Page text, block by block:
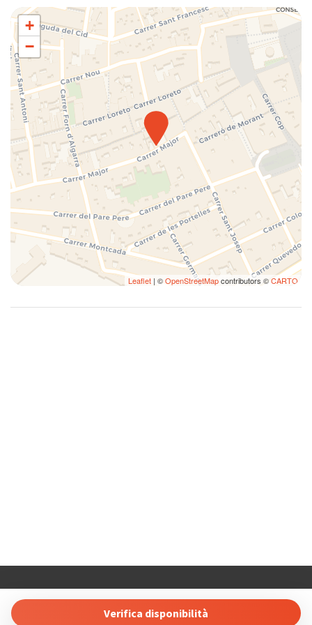
questa proprietà ha restrizioni sulle prenotazioni per gruppi di
giovani. VT-484684-A.
Riscaldamento / Condizionatore autonomo
Sala da pranzo
Salotto
Sedie stanza da pranzo
Shampoo
Tavolo e sedie
Utensili
Vasca da bagno/Doccia
Ventilatore a soffitto
Ventilatore a soffitto
Vista montagne
Web TV
WiFi ad alta velocità
+
−
Leaflet | ©OpenStreetMapcontributors ©CARTO
Verifica disponibilità
Calle Carlos Senti 23 03700 Dénia, Alicante, Spain